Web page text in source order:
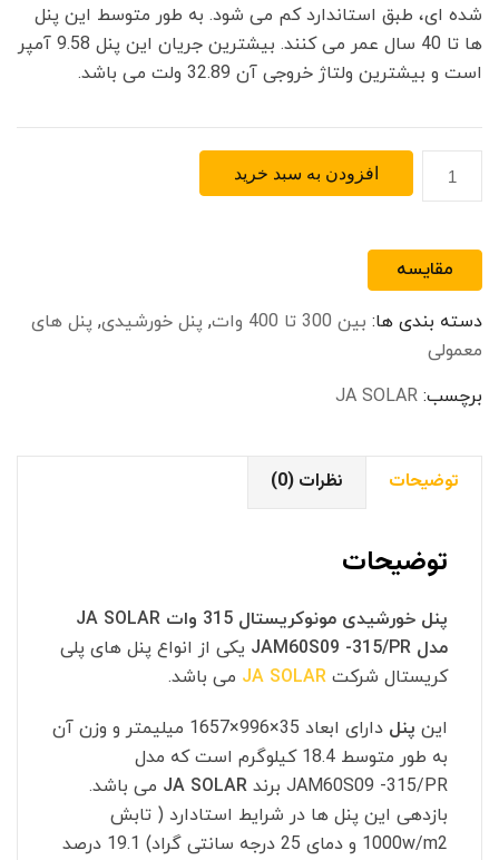
شده ای، طبق استاندارد کم می شود. به طور متوسط این پنل
ها تا 40 سال عمر می کنند. بیشترین جریان این پنل 9.58 آمپر
است و بیشترین ولتاژ خروجی آن 32.89 ولت می باشد.
خورشیدی
315
SOLAR
JAM60S09
عدد
افزودن به سبد خرید
مقایسه
دسته بندی ها: بین 300 تا 400 وات , پنل خورشیدی, پنل های
معمولی
برچسب: JA SOLAR
توضیحات نظرات (0)
توضیحات
پنل خورشیدی مونوکریستال 315 وات JA SOLAR
مدل JAM60S09 -315/PR
یکی از انواع پنل های پلی
کریستال شرکت JA SOLAR می باشد.
این پنل
دارای ابعاد 35×996×1657 میلیمتر و وزن آن
به طور متوسط 18.4 کیلوگرم است که مدل
JAM60S09 -315/PR برند
JA SOLAR می باشد.
بازدهی این پنل ها در شرایط استادارد ( تابش
1000w/m2 و دمای 25 درجه سانتی گراد) 19.1 درصد